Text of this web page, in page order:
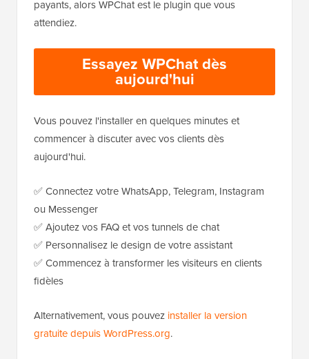
payants, alors WPChat est le plugin que vous
attendiez.
Essayez WPChat dès
aujourd'hui
Vous pouvez l'installer en quelques minutes et
commencer à discuter avec vos clients dès
aujourd'hui.
✅ Connectez votre WhatsApp, Telegram, Instagram
ou Messenger
✅ Ajoutez vos FAQ et vos tunnels de chat
✅ Personnalisez le design de votre assistant
✅ Commencez à transformer les visiteurs en clients
fidèles
Alternativement, vous pouvez installer la version
gratuite depuis WordPress.org.